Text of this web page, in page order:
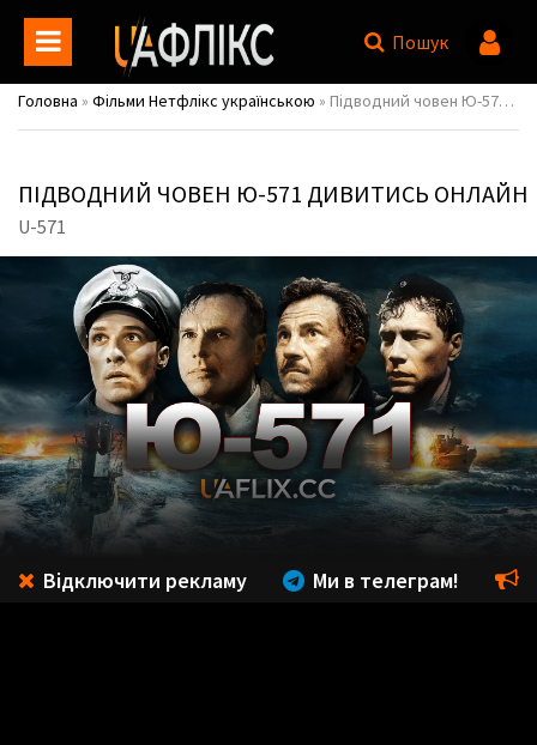
Пошук
Головна » Фільми Нетфлікс українською » Підводний човен Ю-571 / U-571
ПІДВОДНИЙ ЧОВЕН Ю-571 ДИВИТИСЬ ОНЛАЙН
U-571
Відключити рекламу Ми в телеграм!